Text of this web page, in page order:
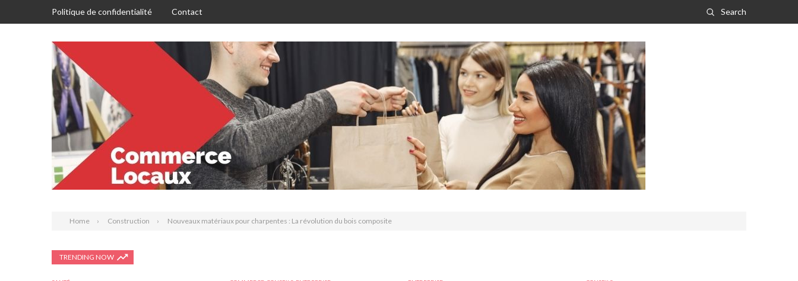
Politique de confidentialité Contact Search
Home Construction Nouveaux matériaux pour charpentes : La révolution du bois composite
TRENDING NOW